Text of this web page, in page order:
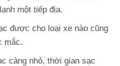
một tiếp địa.
được cho loại xe nào cũng
mắc.
càng nhỏ, thời gian sạc